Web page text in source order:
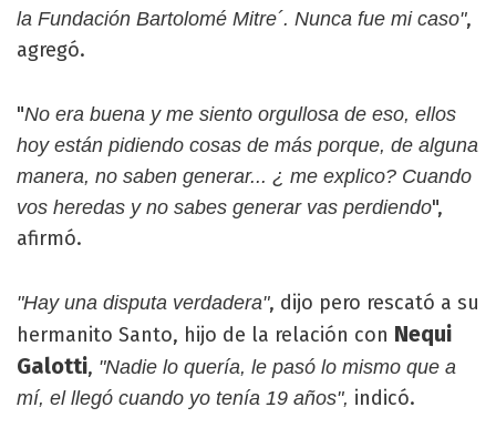
la Fundación Bartolomé Mitre´. Nunca fue mi caso",
agregó.
"No era buena y me siento orgullosa de eso, ellos
hoy están pidiendo cosas de más porque, de alguna
manera, no saben generar... ¿ me explico? Cuando
vos heredas y no sabes generar vas perdiendo",
afirmó.
"Hay una disputa verdadera", dijo pero rescató a su
hermanito Santo, hijo de la relación con Nequi
Galotti, "Nadie lo quería, le pasó lo mismo que a
mí, el llegó cuando yo tenía 19 años", indicó.